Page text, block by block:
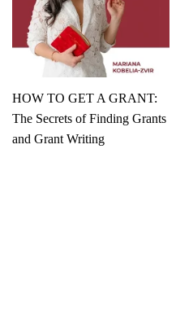
HOW TO GET A GRANT:
The Secrets of Finding Grants
and Grant Writing